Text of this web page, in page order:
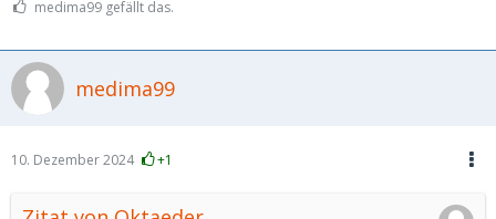
medima99 gefällt das.
medima99
10. Dezember 2024 +1